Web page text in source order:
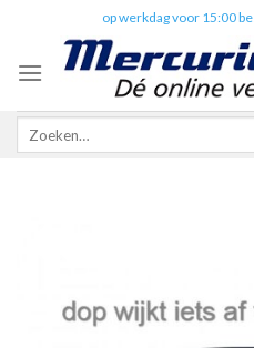
content
op werkdag voor 15:00
Zoeken